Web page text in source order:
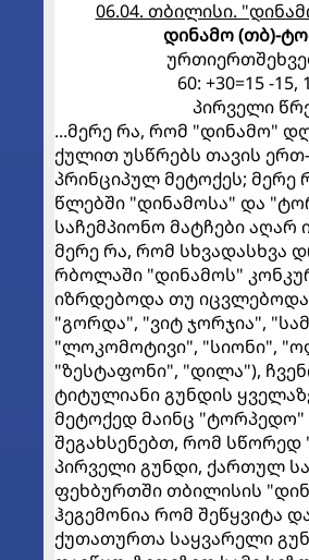
06.04. თბილისი.
დინამო (თბ)-
60: +30=15 -15,
პირველი
...მერე რა, რომ "დინამო"
ქულით უსწრებს თავის
პრინციპულ მეტოქეს;
წლებში "დინამოსა" და
საჩემპიონო მატჩები აღარ
მერე რა, რომ სხვადასხვა
რბოლაში "დინამოს"
იზრდებოდა თუ იცვლებოდა
"გორდა", "ვიტ ჯორჯია",
"ლოკომოტივი", "სიონი",
"ზესტაფონი", "დილა"),
ტიტულიანი გუნდის
მეტოქედ მაინც
შეგახსენებთ, რომ
პირველი გუნდი, ქართულ
ფეხბურთში თბილისის
ჰეგემონია რომ შეწყვიტა
ქუთათურთა საყვარელი